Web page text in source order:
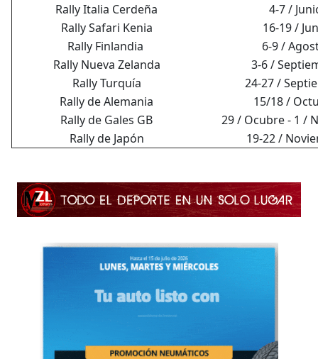
Rally Italia Cerdeña
4-7 /
Rally Safari Kenia
16-19 /
Rally Finlandia
6-9 /
Rally Nueva Zelanda
3-6 /
Rally Turquía
24-27 /
Rally de Alemania
15/18 /
Rally de Gales GB
29 / Ocubre - 1 /
Rally de Japón
19-22 /